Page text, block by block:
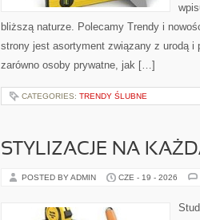
bliższą naturze. Polecamy Trendy i
strony jest asortyment związany z urodą i
zarówno osoby prywatne, jak […]
CATEGORIES: TRENDY ŚLUBNE
STYLIZACJE NA
POSTED BY ADMIN CZE - 19 - 2026